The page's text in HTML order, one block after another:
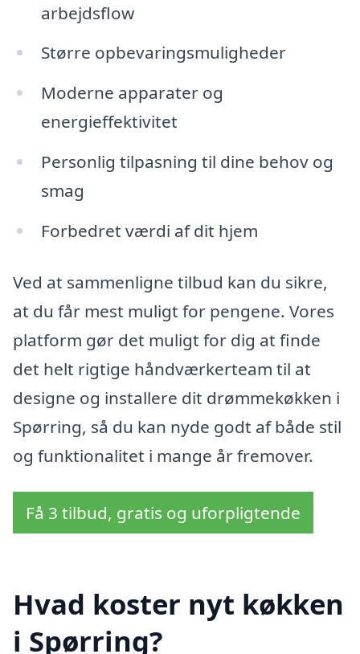
arbejdsflow
Større opbevaringsmuligheder
Moderne apparater og
energieffektivitet
Personlig tilpasning til dine behov og
smag
Forbedret værdi af dit hjem
Ved at sammenligne tilbud kan du sikre,
at du får mest muligt for pengene. Vores
platform gør det muligt for dig at finde
det helt rigtige håndværkerteam til at
designe og installere dit drømmekøkken i
Spørring, så du kan nyde godt af både stil
og funktionalitet i mange år fremover.
Få 3 tilbud, gratis og uforpligtende
Hvad koster nyt køkken
i Spørring?